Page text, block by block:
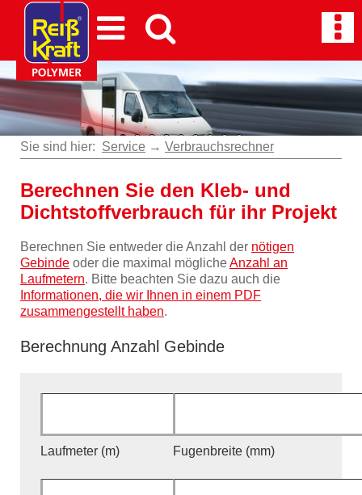
Sie sind hier: Service → Verbrauchsrechner
Berechnen Sie den Kleb- und
Dichtstoffverbrauch für ihr Projekt
Berechnen Sie entweder die Anzahl der nötigen
Gebinde oder die maximal möglicheAnzahl an
Laufmetern. Bitte beachten Sie dazu auch die
Informationen, die wir Ihnen in einem PDF
zusammengestellt haben.
Berechnung Anzahl Gebinde
Laufmeter (m) Fugenbreite (mm)